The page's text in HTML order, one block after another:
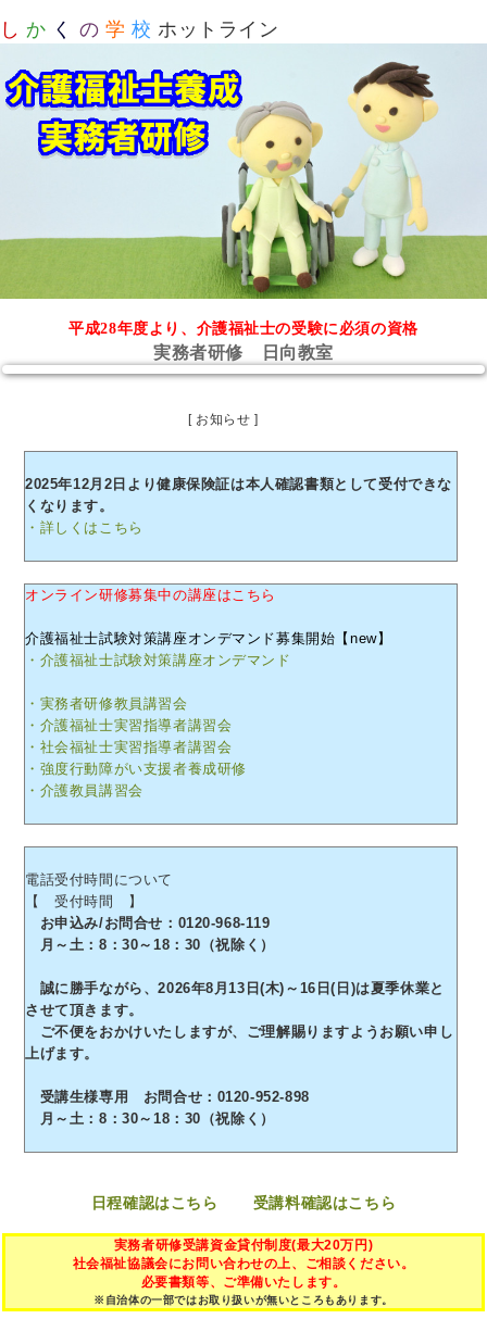
し か く の 学 校 ホットライン
平成28年度より、介護福祉士の受験に必須の資格
実務者研修 日向教室
[ お知らせ ]
2025年12月2日より健康保険証は本人確認書類として受付できな
くなります。
・詳しくはこちら
オンライン研修募集中の講座はこちら
介護福祉士試験対策講座オンデマンド募集開始【new】
・介護福祉士試験対策講座オンデマンド
・実務者研修教員講習会
・介護福祉士実習指導者講習会
・社会福祉士実習指導者講習会
・強度行動障がい支援者養成研修
・介護教員講習会
電話受付時間について
【 受付時間 】
お申込み/お問合せ：0120-968-119
月～土：8：30～18：30（祝除く）
誠に勝手ながら、2026年8月13日(木)～16日(日)は夏季休業と
させて頂きます。
ご不便をおかけいたしますが、ご理解賜りますようお願い申し
上げます。
受講生様専用 お問合せ：0120-952-898
月～土：8：30～18：30（祝除く）
日程確認はこちら 受講料確認はこちら
実務者研修受講資金貸付制度(最大20万円)
社会福祉協議会にお問い合わせの上、ご相談ください。
必要書類等、ご準備いたします。
※自治体の一部ではお取り扱いが無いところもあります。